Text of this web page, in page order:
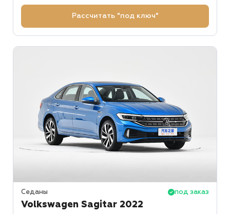
Рассчитать "под ключ"
Седаны под заказ
Volkswagen Sagitar 2022